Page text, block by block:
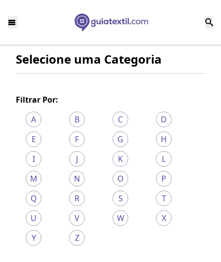
Selecione uma Categoria
Filtrar Por:
A
B C
D
E
F G
H
I
J K
L
M
N O
P
Q
R S
T
U
V W
X
Y
Z